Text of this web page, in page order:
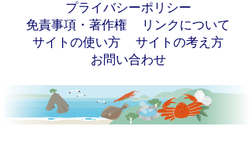
プライバシーポリシー
免責事項・著作権
リンクについて
サイトの使い方
サイトの考え方
お問い合わせ